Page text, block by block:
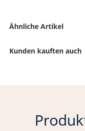
Ähnliche Artikel
Kunden kauften auch